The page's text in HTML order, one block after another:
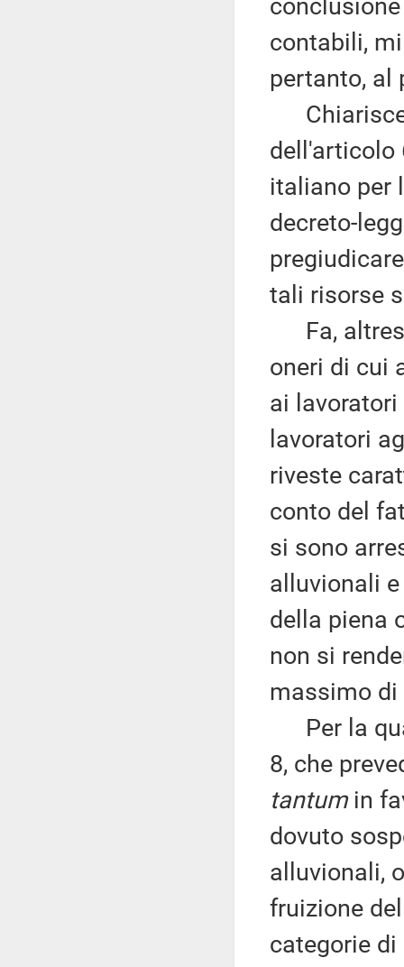
contabili,
pertanto, al
dell'articolo
italiano per
decreto-
tali risorse
Fa,
oneri di cui
ai
lavoratori
riveste
conto del
si sono
alluvionali
della piena
non si
massimo di
Per la
8, che
tantumin
dovuto
alluvionali,
fruizione
categorie